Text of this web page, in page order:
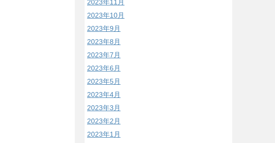
2023年11月
2023年10月
2023年9月
2023年8月
2023年7月
2023年6月
2023年5月
2023年4月
2023年3月
2023年2月
2023年1月